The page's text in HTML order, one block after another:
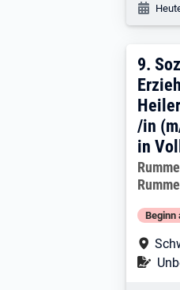
9.
9.
/in
in
Beginn